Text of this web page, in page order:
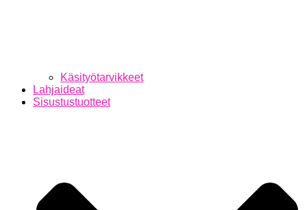
Käsityötarvikkeet
Lahjaideat
Sisustustuotteet